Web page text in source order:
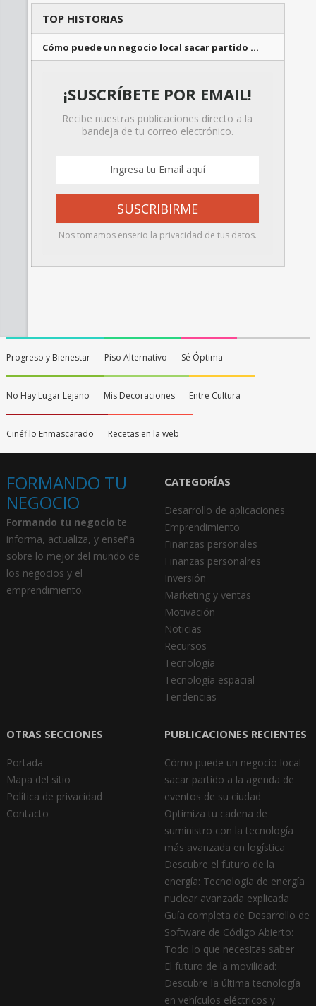
TOP HISTORIAS
Cómo puede un negocio local sacar partido …
¡SUSCRÍBETE POR EMAIL!
Recibe nuestras publicaciones directo a la
bandeja de tu correo electrónico.
Nos tomamos enserio la privacidad de tus datos.
Progreso y Bienestar Piso Alternativo Sé Óptima
No Hay Lugar Lejano Mis Decoraciones Entre Cultura
Cinéfilo Enmascarado Recetas en la web
FORMANDO TU
NEGOCIO
Formando tu negocio te
informa, actualiza, y enseña
sobre lo mejor del mundo de
los negocios y el
emprendimiento.
CATEGORÍAS
Desarrollo de aplicaciones
Emprendimiento
Finanzas personales
Finanzas personalres
Inversión
Marketing y ventas
Motivación
Noticias
Recursos
Tecnología
Tecnología espacial
Tendencias
OTRAS SECCIONES
Portada
Mapa del sitio
Política de privacidad
Contacto
PUBLICACIONES RECIENTES
Cómo puede un negocio local
sacar partido a la agenda de
eventos de su ciudad
Optimiza tu cadena de
suministro con la tecnología
más avanzada en logística
Descubre el futuro de la
energía: Tecnología de energía
nuclear avanzada explicada
Guía completa de Desarrollo de
Software de Código Abierto:
Todo lo que necesitas saber
El futuro de la movilidad:
Descubre la última tecnología
en vehículos eléctricos y